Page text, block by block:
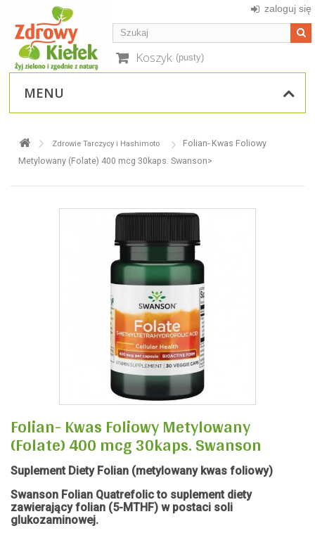
zaloguj się
Koszyk (pusty)
MENU
Zdrowie Tarczycy i Hashimoto
Folian- Kwas Foliowy
Metylowany (Folate) 400 mcg 30kaps. Swanson>
Folian- Kwas Foliowy Metylowany
(Folate) 400 mcg 30kaps. Swanson
Suplement Diety Folian (metylowany kwas foliowy)
Swanson Folian Quatrefolicto suplement diety
zawierający folian (5-MTHF) w postaci soli
glukozaminowej.